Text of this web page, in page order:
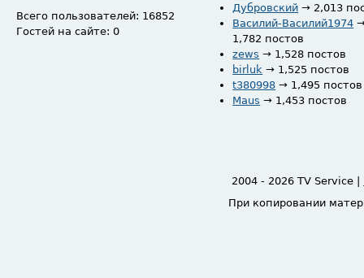
Всего пользователей: 16852
Гостей на сайте: 0
Дубровский → 2,013
Василий-Василий1974
1,782 постов
zews → 1,528 постов
birluk → 1,525 постов
t380998 → 1,495 постов
Maus → 1,453 постов
2004 - 2026 TV Service |
При копировании